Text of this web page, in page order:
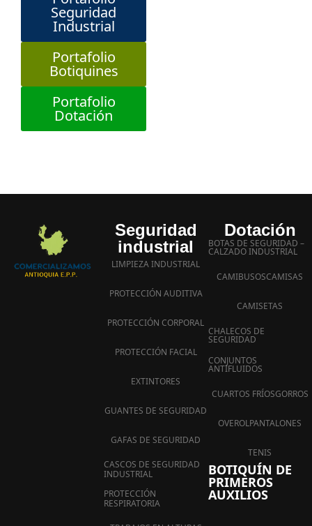
Seguridad
Industrial
Portafolio
Botiquines
Portafolio
Dotación
Seguridad
industrial
LIMPIEZA INDUSTRIAL
PROTECCIÓN AUDITIVA
PROTECCIÓN CORPORAL
PROTECCIÓN FACIAL
EXTINTORES
GUANTES DE SEGURIDAD
GAFAS DE SEGURIDAD
CASCOS DE SEGURIDAD
INDUSTRIAL
PROTECCIÓN
RESPIRATORIA
Dotación
BOTAS DE SEGURIDAD –
CALZADO INDUSTRIAL
CAMIBUSOSCAMISAS
CAMISETAS
CHALECOS DE
SEGURIDAD
CONJUNTOS
ANTIFLUIDOS
CUARTOS FRÍOSGORROS
OVEROLPANTALONES
TENIS
BOTIQUÍN DE
PRIMEROS
AUXILIOS